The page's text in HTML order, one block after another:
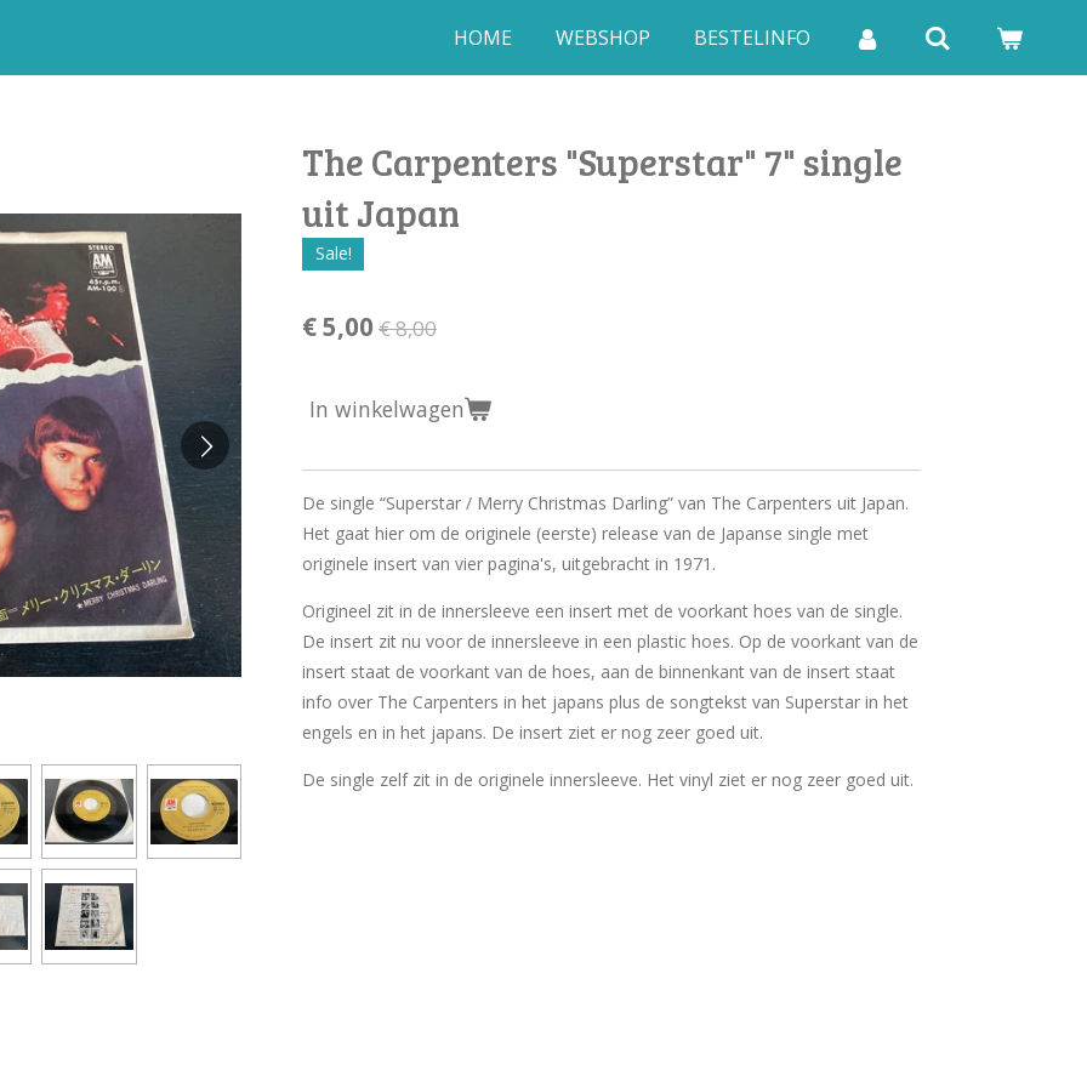
HOME WEBSHOP BESTELINFO
The Carpenters "Superstar" 7" single
uit Japan
Sale!
€ 5,00 € 8,00
In winkelwagen
De single “Superstar / Merry Christmas Darling” van The Carpenters uit Japan.
Het gaat hier om de originele (eerste) release van de Japanse single met
originele insert van vier pagina's, uitgebracht in 1971.
Origineel zit in de innersleeve een insert met de voorkant hoes van de single.
De insert zit nu voor de innersleeve in een plastic hoes. Op de voorkant van de
insert staat de voorkant van de hoes, aan de binnenkant van de insert staat
info over The Carpenters in het japans plus de songtekst van Superstar in het
engels en in het japans. De insert ziet er nog zeer goed uit.
De single zelf zit in de originele innersleeve. Het vinyl ziet er nog zeer goed uit.